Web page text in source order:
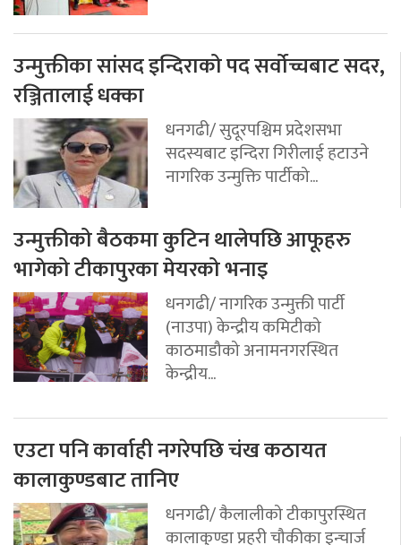
उन्मुक्तीका सांसद इन्दिराको पद सर्वोच्चबाट सदर,
रञ्जितालाई धक्का
धनगढी/ सुदूरपश्चिम प्रदेशसभा
सदस्यबाट इन्दिरा गिरीलाई हटाउने
नागरिक उन्मुक्ति पार्टीको...
उन्मुक्तीको बैठकमा कुटिन थालेपछि आफूहरु
भागेको टीकापुरका मेयरको भनाइ
धनगढी/ नागरिक उन्मुक्ती पार्टी
(नाउपा) केन्द्रीय कमिटीको
काठमाडौको अनामनगरस्थित
केन्द्रीय...
एउटा पनि कार्वाही नगरेपछि चंख कठायत
कालाकुण्डबाट तानिए
धनगढी/ कैलालीको टीकापुरस्थित
कालाकुण्डा प्रहरी चौकीका इन्चार्ज